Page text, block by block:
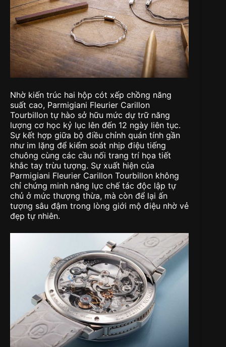
Nhờ kiến trúc hai hộp cót xếp chồng năng
suất cao, Parmigiani Fleurier Carillon
Tourbillon tự hào sở hữu mức dự trữ năng
lượng cơ học kỷ lục lên đến 12 ngày liên tục.
Sự kết hợp giữa bộ điều chỉnh quán tính gần
như im lặng để kiểm soát nhịp điệu tiếng
chuông cùng các cầu nối trang trí họa tiết
khắc tay trừu tượng. Sự xuất hiện của
Parmigiani Fleurier Carillon Tourbillon không
chỉ chứng minh năng lực chế tác độc lập tự
chủ ở mức thượng thừa, mà còn để lại ấn
tượng sâu đậm trong lòng giới mộ điệu nhờ vẻ
đẹp tự nhiên.